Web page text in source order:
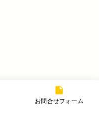
お問合せフォーム